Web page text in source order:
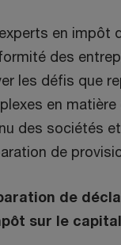
en impôt
des
les défis que
en
des sociétés
de
de
sur le capital